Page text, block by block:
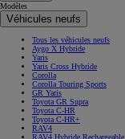
Modèles
Véhicules neufs
Tous les véhicules neufs
Aygo X Hybride
Yaris
Yaris Cross Hybride
Corolla
Corolla Touring Sports
GR Yaris
Toyota GR Supra
Toyota C-HR
Toyota C-HR+
RAV4
RAV4 Hybride Rechargeable